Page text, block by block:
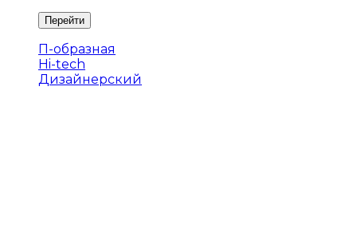
П-образная
Hi-tech
Дизайнерский